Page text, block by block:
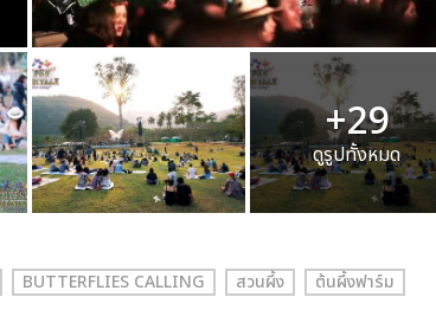
+29
ดูรูปทั้งหมด
BUTTERFLIES CALLING สวนผึ้ง
ต้นผึ้งฟาร์ม